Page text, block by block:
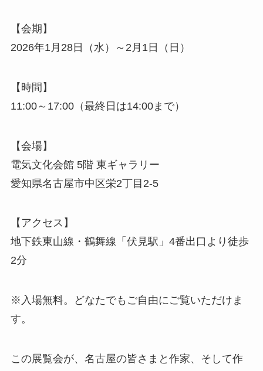
【会期】
2026年1月28日（水）～2月1日（日）
【時間】
11:00～17:00（最終日は14:00まで）
【会場】
電気文化会館 5階 東ギャラリー
愛知県名古屋市中区栄2丁目2-5
【アクセス】
地下鉄東山線・鶴舞線「伏見駅」4番出口より徒歩
2分
※入場無料。どなたでもご自由にご覧いただけま
す。
この展覧会が、名古屋の皆さまと作家、そして作